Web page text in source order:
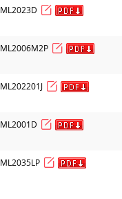
ML2023D
ML2006M2P
ML202201J
ML2001D
ML2035LP